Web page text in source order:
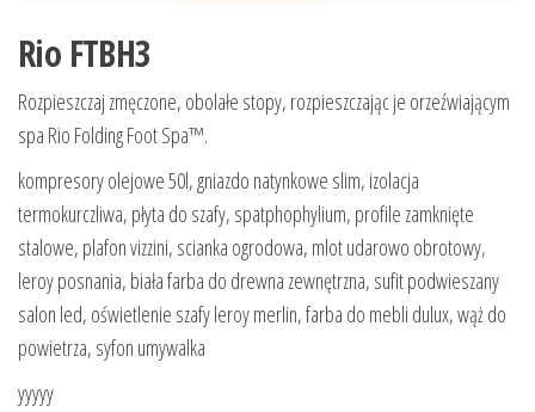
Rio FTBH3
Rozpieszczaj zmęczone, obolałe stopy, rozpieszczając je orzeźwiającym
spa Rio Folding Foot Spa™.
kompresory olejowe 50l, gniazdo natynkowe slim, izolacja
termokurczliwa, płyta do szafy, spatphophylium, profile zamknięte
stalowe, plafon vizzini, scianka ogrodowa, mlot udarowo obrotowy,
leroy posnania, biała farba do drewna zewnętrzna, sufit podwieszany
salon led, oświetlenie szafy leroy merlin, farba do mebli dulux, wąż do
powietrza, syfon umywalka
yyyyy